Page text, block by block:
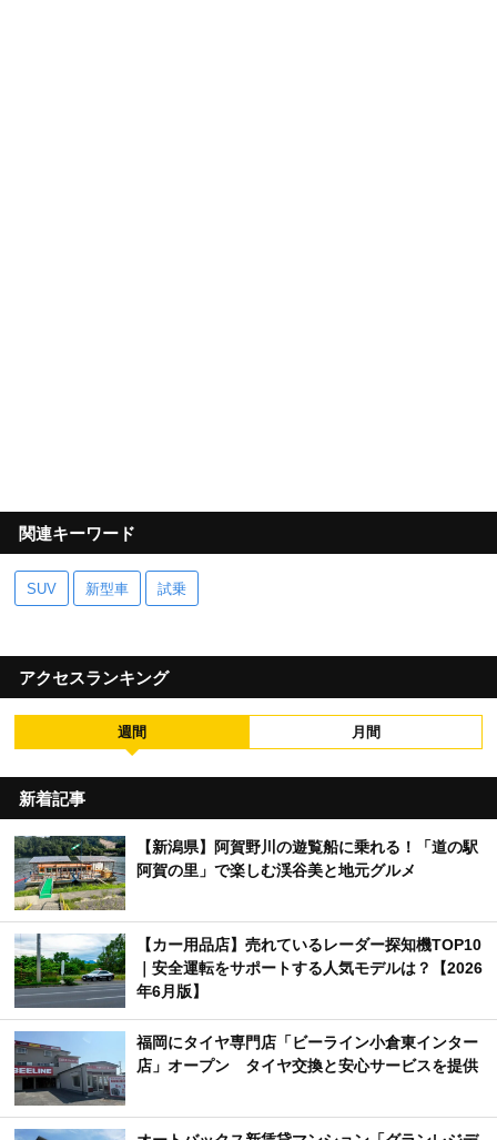
関連キーワード
SUV 新型車 試乗
アクセスランキング
週間 月間
新着記事
【新潟県】阿賀野川の遊覧船に乗れる！「道の駅
阿賀の里」で楽しむ渓谷美と地元グルメ
【カー用品店】売れているレーダー探知機TOP10
｜安全運転をサポートする人気モデルは？【2026
年6月版】
福岡にタイヤ専門店「ビーライン小倉東インター
店」オープン タイヤ交換と安心サービスを提供